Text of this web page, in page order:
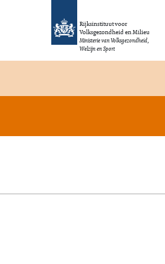
Rijksinstituut voor
Volksgezondheid en Milieu
Ministerie van Volksgezondheid,
Welzijn en Sport